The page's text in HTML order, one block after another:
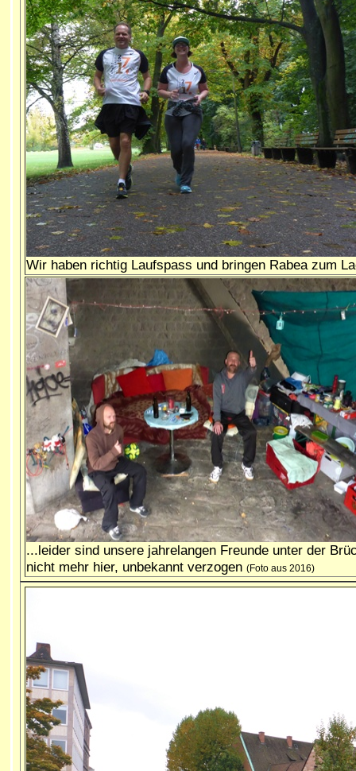
Wir haben richtig Laufspass und bringen Rabea zum
...leider sind unsere jahrelangen Freunde unter der
nicht mehr hier, unbekannt verzogen (Foto aus 2016)